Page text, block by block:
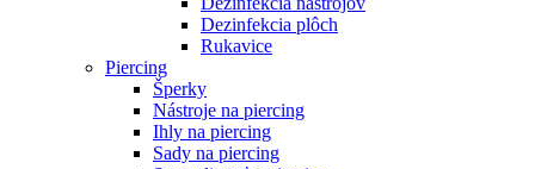
Dezinfekcia plôch
Rukavice
Piercing
Šperky
Nástroje na piercing
Ihly na piercing
Sady na piercing